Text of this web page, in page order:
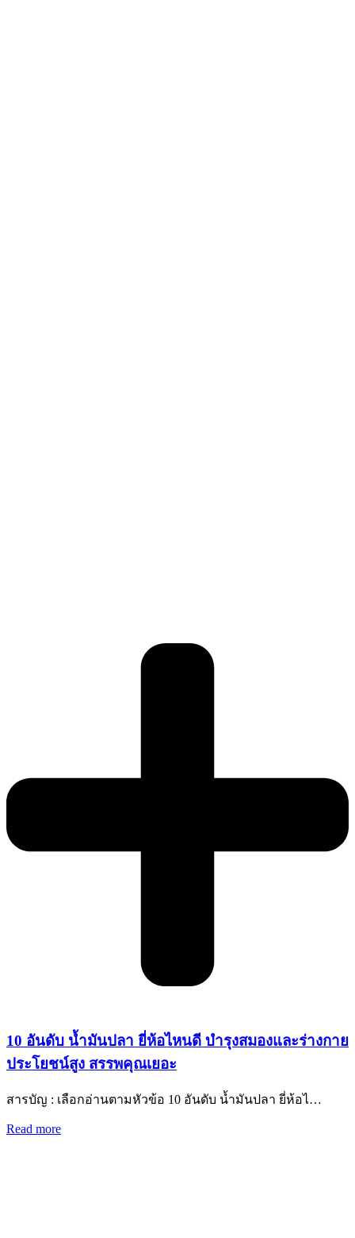
10 อันดับ น้ำมันปลา ยี่ห้อไหนดี บำรุงสมองและร่างกาย
ประโยชน์สูง สรรพคุณเยอะ
สารบัญ : เลือกอ่านตามหัวข้อ 10 อันดับ น้ำมันปลา ยี่ห้อไ…
Read more